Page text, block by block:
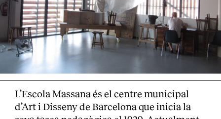
L’Escola Massana és el centre municipal
d’Art i Disseny de Barcelona que inicia la